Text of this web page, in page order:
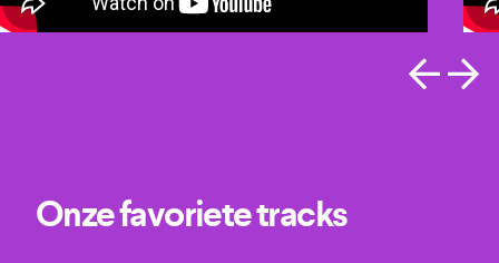
Onze favoriete tracks